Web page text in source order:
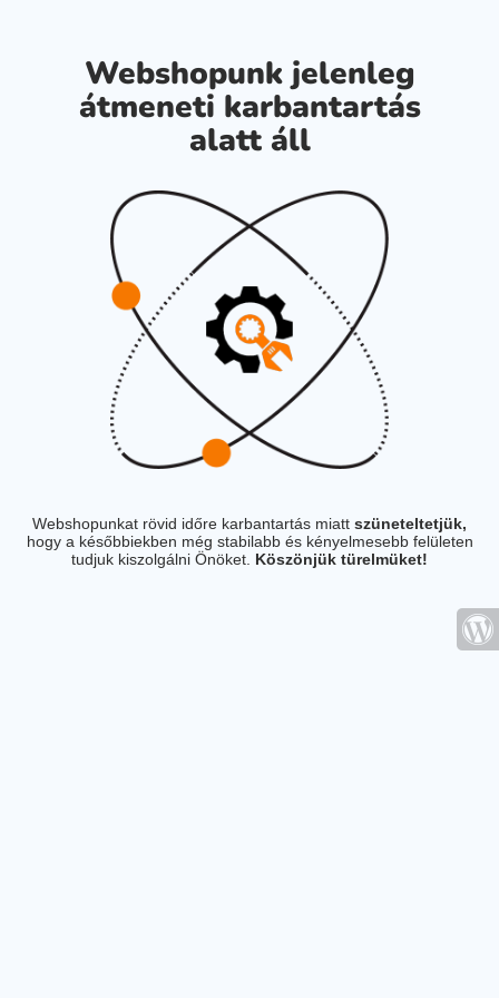
Webshopunk jelenleg
átmeneti karbantartás
alatt áll
Webshopunkat rövid időre karbantartás miatt szüneteltetjük,
hogy a későbbiekben még stabilabb és kényelmesebb felületen
tudjuk kiszolgálni Önöket. Köszönjük türelmüket!